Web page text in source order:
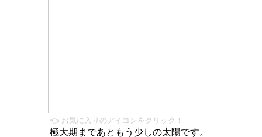
👈 お気に入りのアイコンをクリック！
極大期まであともう少しの太陽です。